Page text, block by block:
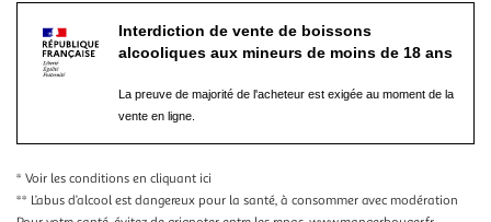
Interdiction de vente de boissons
alcooliques aux mineurs de moins de 18 ans
La preuve de majorité de l'acheteur est exigée au moment de la
vente en ligne.
* Voir les conditions en cliquant ici
** L’abus d’alcool est dangereux pour la santé, à consommer avec modération